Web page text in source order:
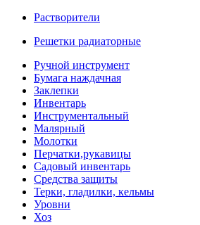
Растворители
Решетки радиаторные
Ручной инструмент
Бумага наждачная
Заклепки
Инвентарь
Инструментальный
Малярный
Молотки
Перчатки,рукавицы
Садовый инвентарь
Средства защиты
Терки, гладилки, кельмы
Уровни
Хоз